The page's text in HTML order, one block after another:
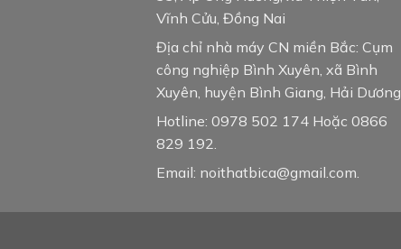
Vĩnh Cửu, Đồng Nai
Địa chỉ nhà máy CN miền Bắc: Cụm
công nghiệp Bình Xuyên, xã Bình
Xuyên, huyện Bình Giang, Hải Dương
Hotline: 0978 502 174 Hoặc 0866
829 192.
Email: noithatbica@gmail.com.